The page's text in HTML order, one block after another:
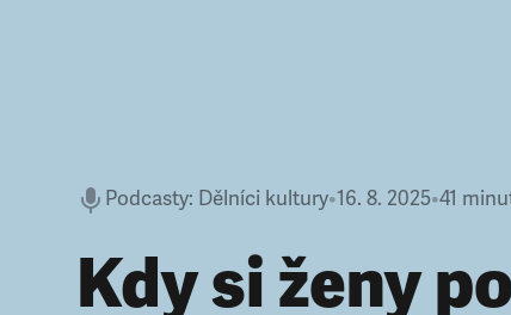
Podcasty: Dělníci kultury•16. 8. 2025•41
Kdy si ženy